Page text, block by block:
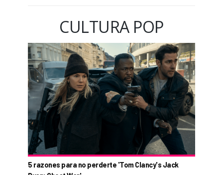
CULTURA POP
5 razones para no perderte 'Tom Clancy's Jack